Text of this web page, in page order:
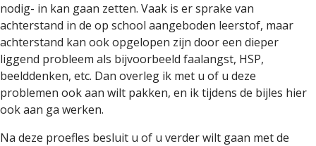
nodig- in kan gaan zetten. Vaak is er sprake van
achterstand in de op school aangeboden leerstof, maar
achterstand kan ook opgelopen zijn door een dieper
liggend probleem als bijvoorbeeld faalangst, HSP,
beelddenken, etc. Dan overleg ik met u of u deze
problemen ook aan wilt pakken, en ik tijdens de bijles hier
ook aan ga werken.
Na deze proefles besluit u of u verder wilt gaan met de